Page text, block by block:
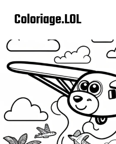
Coloriage.LOL